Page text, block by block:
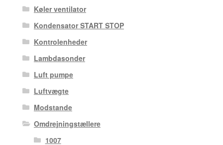
Køler ventilator
Kondensator START STOP
Kontrolenheder
Lambdasonder
Luft pumpe
Luftvægte
Modstande
Omdrejningstællere
1007